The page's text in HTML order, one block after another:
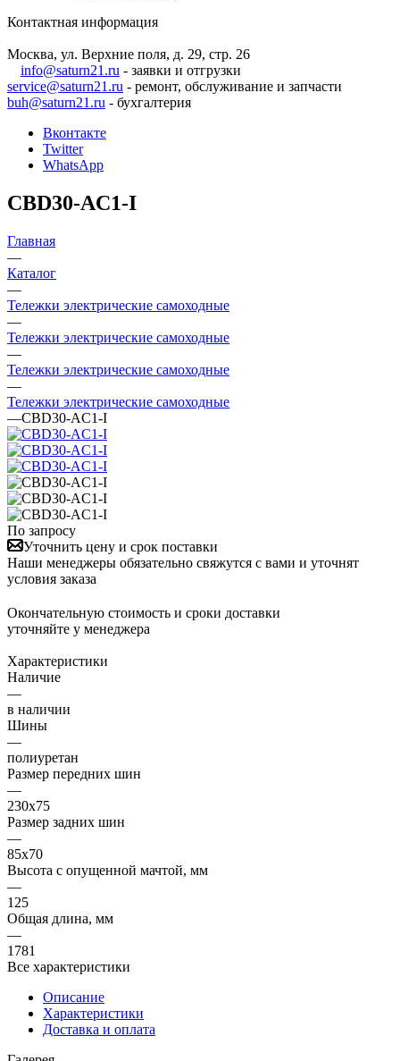
Контактная информация
Москва, ул. Верхние поля, д. 29, стр. 26
info@saturn21.ru - заявки и отгрузки
service@saturn21.ru - ремонт, обслуживание и запчасти
buh@saturn21.ru - бухгалтерия
Вконтакте
Twitter
WhatsApp
CBD30-AC1-I
Главная
—
Каталог
—
Тележки электрические самоходные
—
Тележки электрические самоходные
—
Тележки электрические самоходные
—
Тележки электрические самоходные
—CBD30-AC1-I
По запросу
Уточнить цену и срок поставки
Наши менеджеры обязательно свяжутся с вами и уточнят
условия заказа
Окончательную стоимость и сроки доставки
уточняйте у менеджера
Характеристики
Наличие
—
в наличии
Шины
—
полиуретан
Размер передних шин
—
230x75
Размер задних шин
—
85х70
Высота с опущенной мачтой, мм
—
125
Общая длина, мм
—
1781
Все характеристики
Описание
Характеристики
Доставка и оплата